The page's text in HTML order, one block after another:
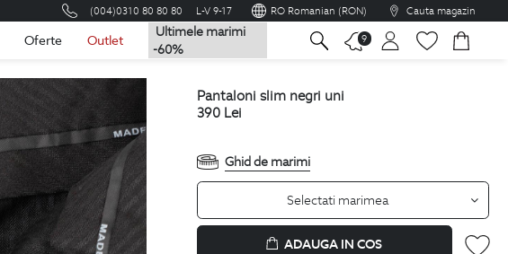
(004)0310 80 80 80 L-V 9-17 RO Romanian (RON) Cauta magazin
Oferte Outlet
Ultimele marimi
-60%
9
Romana
pantaloni slim negri uni
390 Lei
Ghid de marimi
Selectati marimea
ADAUGA IN COS